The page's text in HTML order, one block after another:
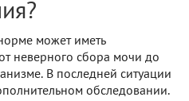
может иметь
неверного сбора мочи до
В последней ситуации
обследовании.